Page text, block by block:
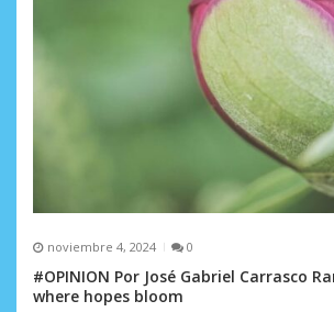
t
a
d
a
s noviembre 4, 2024 0
#OPINION Por José Gabriel Carrasco
where hopes bloom